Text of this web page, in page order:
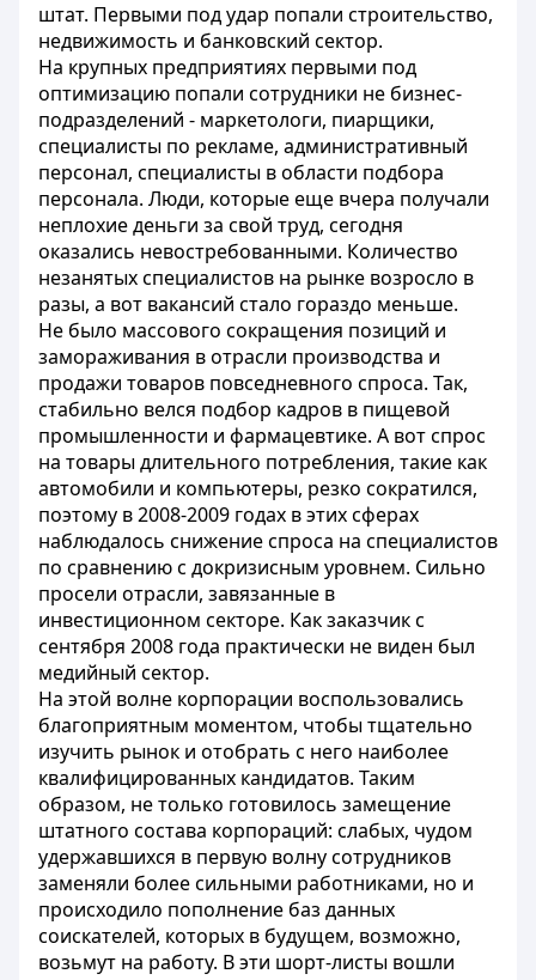
штат. Первыми под удар попали строительство,
недвижимость и банковский сектор.
На крупных предприятиях первыми под
оптимизацию попали сотрудники не бизнес-
подразделений - маркетологи, пиарщики,
специалисты по рекламе, административный
персонал, специалисты в области подбора
персонала. Люди, которые еще вчера получали
неплохие деньги за свой труд, сегодня
оказались невостребованными. Количество
незанятых специалистов на рынке возросло в
разы, а вот вакансий стало гораздо меньше.
Не было массового сокращения позиций и
замораживания в отрасли производства и
продажи товаров повседневного спроса. Так,
стабильно велся подбор кадров в пищевой
промышленности и фармацевтике. А вот спрос
на товары длительного потребления, такие как
автомобили и компьютеры, резко сократился,
поэтому в 2008-2009 годах в этих сферах
наблюдалось снижение спроса на специалистов
по сравнению с докризисным уровнем. Сильно
просели отрасли, завязанные в
инвестиционном секторе. Как заказчик с
сентября 2008 года практически не виден был
медийный сектор.
На этой волне корпорации воспользовались
благоприятным моментом, чтобы тщательно
изучить рынок и отобрать с него наиболее
квалифицированных кандидатов. Таким
образом, не только готовилось замещение
штатного состава корпораций: слабых, чудом
удержавшихся в первую волну сотрудников
заменяли более сильными работниками, но и
происходило пополнение баз данных
соискателей, которых в будущем, возможно,
возьмут на работу. В эти шорт-листы вошли